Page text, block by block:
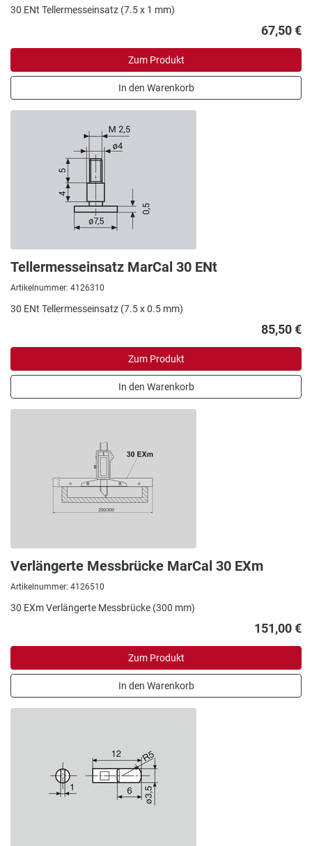
30 ENt Tellermesseinsatz (7.5 x 1 mm)
67,50 €
Zum Produkt
In den Warenkorb
Tellermesseinsatz MarCal 30 ENt
Artikelnummer: 4126310
30 ENt Tellermesseinsatz (7.5 x 0.5 mm)
85,50 €
Zum Produkt
In den Warenkorb
Verlängerte Messbrücke MarCal 30 EXm
Artikelnummer: 4126510
30 EXm Verlängerte Messbrücke (300 mm)
151,00 €
Zum Produkt
In den Warenkorb